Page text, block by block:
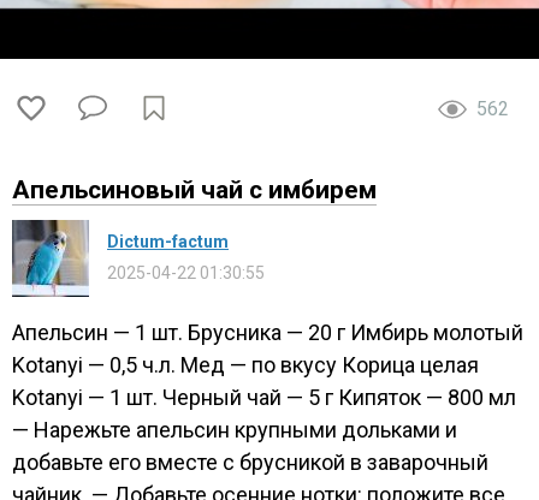
562
Апельсиновый чай с имбирем
Dictum-factum
2025-04-22 01:30:55
Апельсин — 1 шт. Брусника — 20 г Имбирь молотый
Kotanyi — 0,5 ч.л. Мед — по вкусу Корица целая
Kotanyi — 1 шт. Черный чай — 5 г Кипяток — 800 мл
— Нарежьте апельсин крупными дольками и
добавьте его вместе с брусникой в заварочный
чайник. — Добавьте осенние нотки: положите все